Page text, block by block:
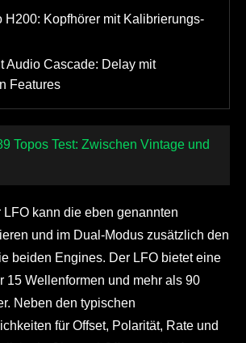
H200: Kopfhörer mit Kalibrierungs-
Audio Cascade: Delay mit
Features
Topos Test: Zwischen Vintage und
LFO kann die eben genannten
und im Dual-Modus zusätzlich den
beiden Engines. Der LFO bietet eine
15 Wellenformen und mehr als 90
Neben den typischen
für Offset, Polarität, Rate und